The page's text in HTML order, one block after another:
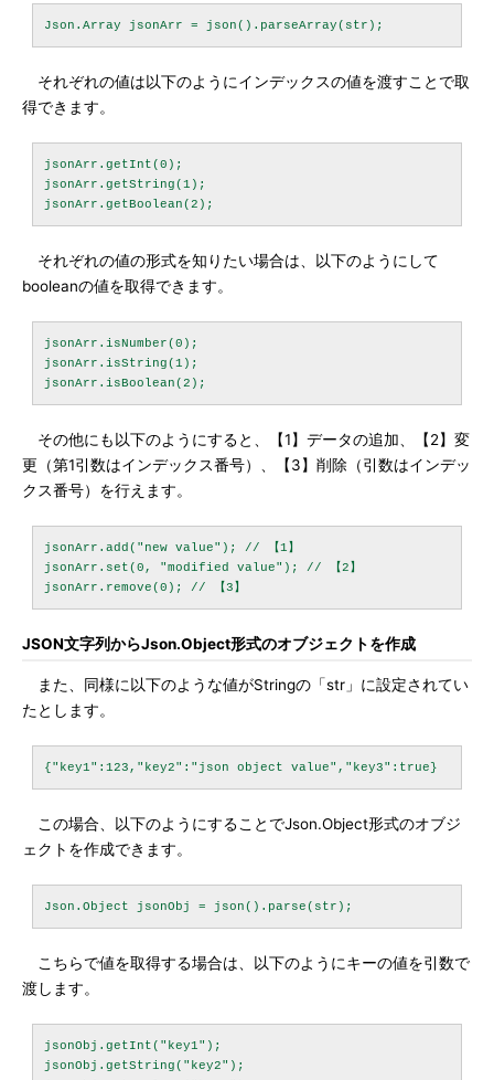
それぞれの値は以下のようにインデックスの値を渡すことで取
得できます。
jsonArr.getInt(0);
jsonArr.getString(1);
それぞれの値の形式を知りたい場合は、以下のようにして
booleanの値を取得できます。
jsonArr.isNumber(0);
jsonArr.isString(1);
その他にも以下のようにすると、【1】データの追加、【2】変
更（第1引数はインデックス番号）、【3】削除（引数はインデッ
クス番号）を行えます。
jsonArr.add("new value"); // 【1】
jsonArr.set(0, "modified value"); // 【2】
JSON文字列からJson.Object形式のオブジェクトを作成
また、同様に以下のような値がStringの「str」に設定されてい
たとします。
この場合、以下のようにすることでJson.Object形式のオブジ
ェクトを作成できます。
こちらで値を取得する場合は、以下のようにキーの値を引数で
渡します。
jsonObj.getInt("key1");
jsonObj.getString("key2");